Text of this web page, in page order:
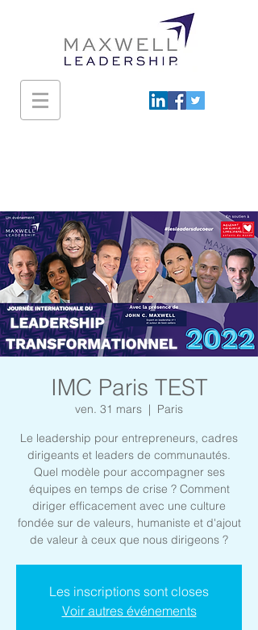
IMC Paris TEST
ven. 31 mars
  |
Paris
Le leadership pour entrepreneurs, cadres
dirigeants et leaders de communautés.
Quel modèle pour accompagner ses
équipes en temps de crise ? Comment
diriger efficacement avec une culture
fondée sur de valeurs, humaniste et d'ajout
de valeur à ceux que nous dirigeons ?
Les inscriptions sont closes
Voir autres événements